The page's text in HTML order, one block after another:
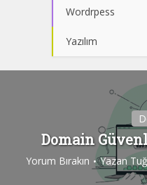
Wordrpess
Yazılım
Domain
Yorum Bırakın Yazan